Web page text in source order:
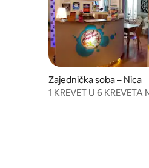
Zajednička soba – Nica
1 KREVET U 6 KREVETA